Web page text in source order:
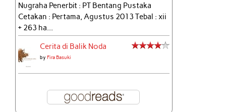
Nugraha Penerbit : PT Bentang Pustaka
Cetakan : Pertama, Agustus 2013 Tebal : xii
+ 263 ha...
Cerita di Balik Noda
byFira Basuki